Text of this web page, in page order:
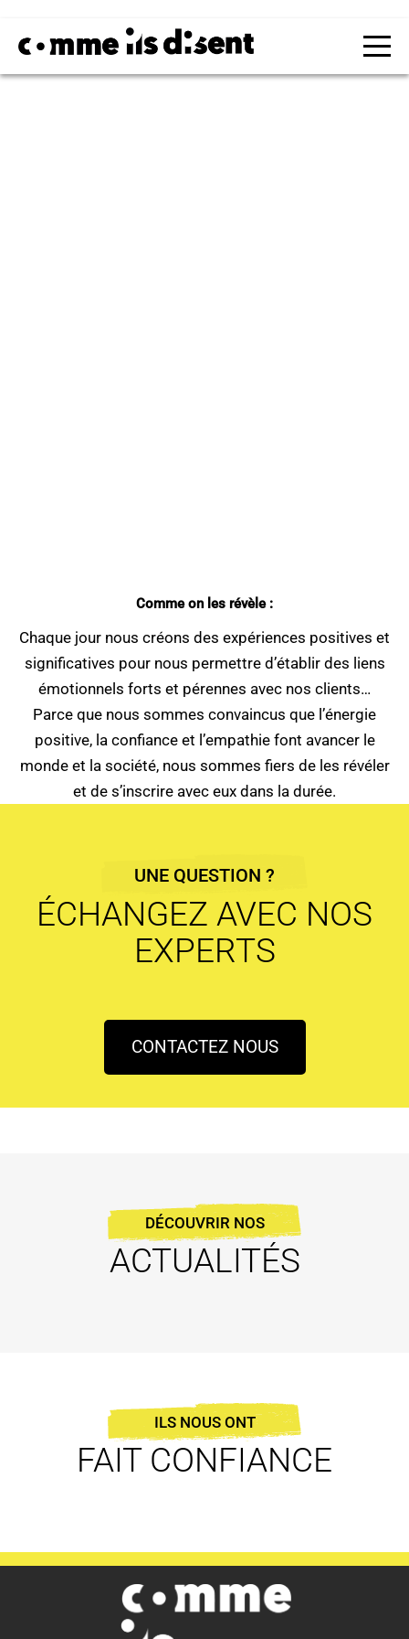
Comme on les révèle :
Chaque jour nous créons des expériences positives et
significatives pour nous permettre d’établir des liens
émotionnels forts et pérennes avec nos clients…
Parce que nous sommes convaincus que l’énergie
positive, la confiance et l’empathie font avancer le
monde et la société, nous sommes fiers de les révéler
et de s’inscrire avec eux dans la durée.
UNE QUESTION ?
ÉCHANGEZ AVEC NOS
EXPERTS
CONTACTEZ NOUS
DÉCOUVRIR NOS
ACTUALITÉS
ILS NOUS ONT
FAIT CONFIANCE